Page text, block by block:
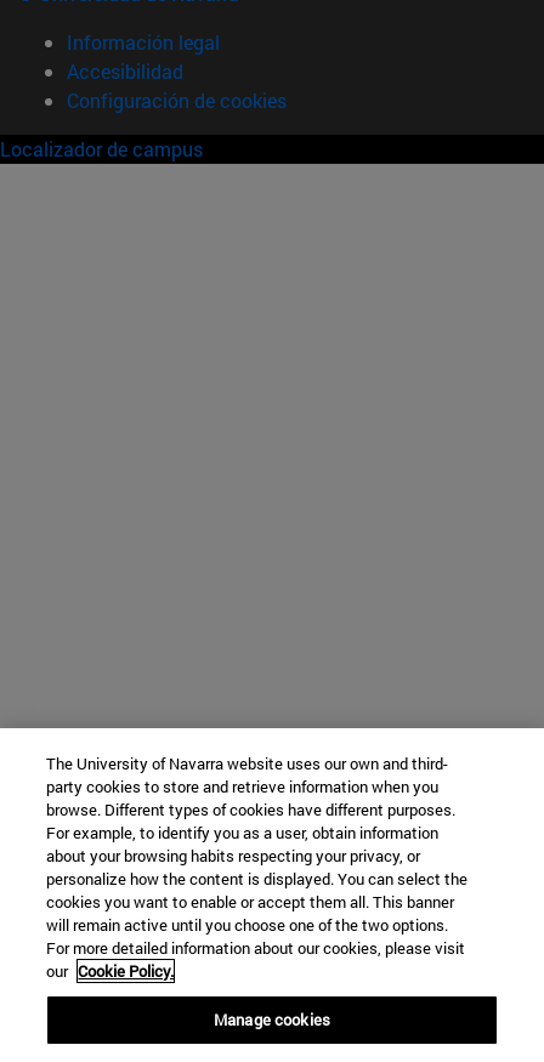
Información legal
Accesibilidad
Configuración de cookies
Localizador de campus
The University of Navarra website uses our own and third-
party cookies to store and retrieve information when you
browse. Different types of cookies have different purposes.
For example, to identify you as a user, obtain information
about your browsing habits respecting your privacy, or
personalize how the content is displayed. You can select the
cookies you want to enable or accept them all. This banner
will remain active until you choose one of the two options.
For more detailed information about our cookies, please visit
our Cookie Policy.
Manage cookies